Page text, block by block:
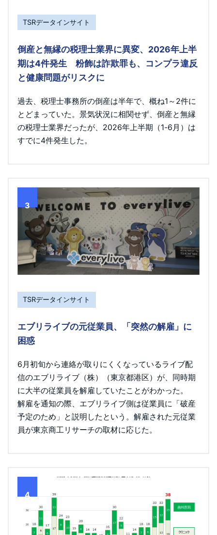
TSRデータインサイト
倒産と無縁の税理士業界に異変、2026年上半
期は4件発生 粉飾は詐欺罪も、コンプラ違反
と健康問題がリスクに
過去、税理士事務所の倒産は半年で、概ね1～2件に
とどまっていた。景気状況に相関せず、倒産と無縁
の税理士業界だったが、2026年上半期（1-6月）は
すでに4件発生した。
3
TSRデータインサイト
エブリライブの元従業員、「突然の解雇」に
困惑
6月初旬から連絡が取りにくくなっているライブ配
信のエブリライブ（株）（東京都港区）が、同時期
に大半の従業員を解雇していたことがわかった。
解雇を通知の際、エブリライブ側は従業員に「破産
予定のため」と説明したという。解雇された元従業
員が東京商工リサーチの取材に応じた。
4